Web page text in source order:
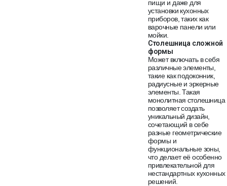
пищи и даже для
установки кухонных
приборов, таких как
варочные панели или
мойки.
Столешница сложной
формы
Может включать в себя
различные элементы,
такие как подоконник,
радиусные и эркерные
элементы. Такая
монолитная столешница
позволяет создать
уникальный дизайн,
сочетающий в себе
разные геометрические
формы и
функциональные зоны,
что делает её особенно
привлекательной для
нестандартных кухонных
решений.